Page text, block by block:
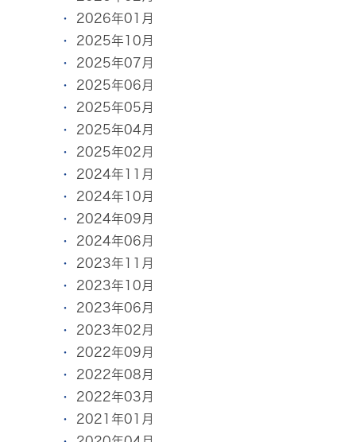
2026年01月
2025年10月
2025年07月
2025年06月
2025年05月
2025年04月
2025年02月
2024年11月
2024年10月
2024年09月
2024年06月
2023年11月
2023年10月
2023年06月
2023年02月
2022年09月
2022年08月
2022年03月
2021年01月